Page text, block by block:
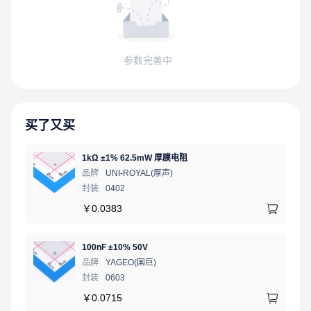
参数完善中
买了又买
1kΩ ±1% 62.5mW 厚膜电阻
品牌
UNI-ROYAL(厚声)
封装
0402
￥0.0383
100nF ±10% 50V
品牌
YAGEO(国巨)
封装
0603
￥0.0715